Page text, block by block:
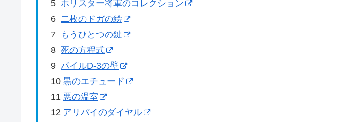
5 ホリスター将軍のコレクション
6 二枚のドガの絵
7
もうひとつの鍵
8 死の方程式
9 パイルD-3の壁
10 黒のエチュード
11 悪の温室
12 アリバイのダイヤル